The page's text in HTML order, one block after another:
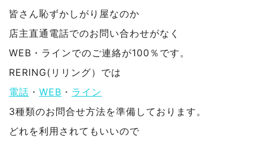
皆さん恥ずかしがり屋なのか
店主直通電話でのお問い合わせがなく
WEB・ラインでのご連絡が100％です。
RERING(リリング）では
電話 ・ WEB ・ ライン
3種類のお問合せ方法を準備しております。
どれを利用されてもいいので